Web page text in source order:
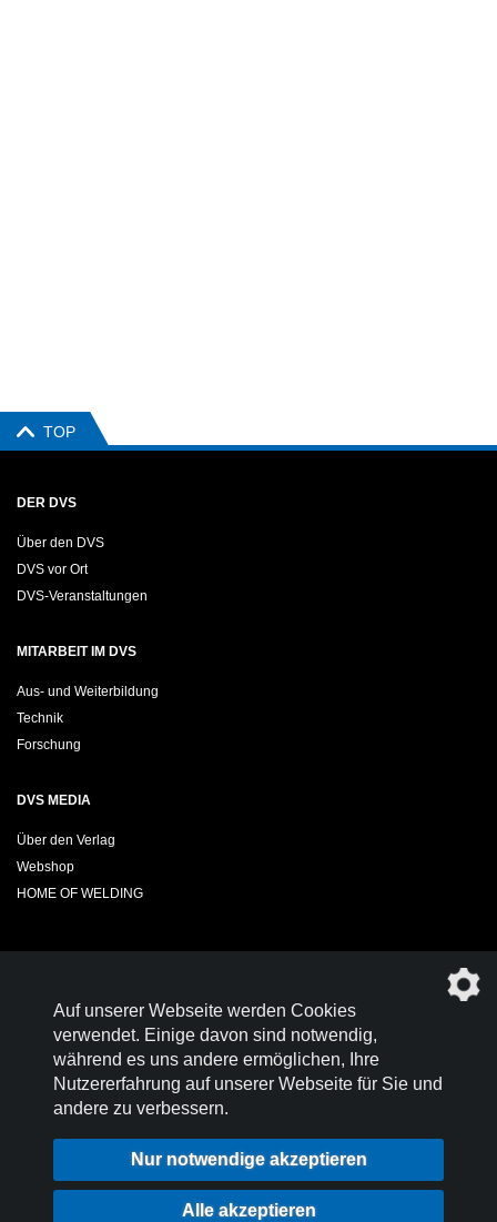
TOP
DER DVS
Über den DVS
DVS vor Ort
DVS-Veranstaltungen
MITARBEIT IM DVS
Aus- und Weiterbildung
Technik
Forschung
DVS MEDIA
Über den Verlag
Webshop
HOME OF WELDING
Werden SieMitglied im DVS!
Nutzungsbedingungen
Impressum
Auf unserer Webseite werden Cookies
verwendet. Einige davon sind notwendig,
während es uns andere ermöglichen, Ihre
Nutzererfahrung auf unserer Webseite für Sie und
andere zu verbessern.
Nur notwendige akzeptieren
Alle akzeptieren